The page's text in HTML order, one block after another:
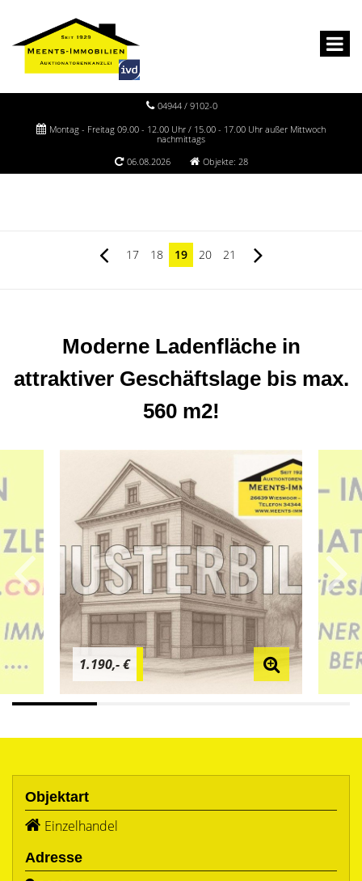
04944 / 9102-0
Montag - Freitag 09.00 - 12.00 Uhr / 15.00 - 17.00 Uhr außer Mittwoch
nachmittags
06.08.2026
Objekte: 28
17 18 19 20 21
Moderne Ladenfläche in
attraktiver Geschäftslage bis max.
560 m2!
1.190,- €
Objektart
Einzelhandel
Adresse